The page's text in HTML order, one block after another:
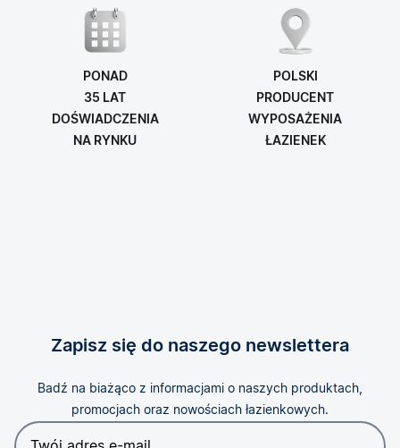
PONAD
35 LAT
DOŚWIADCZENIA
NA RYNKU
POLSKI
PRODUCENT
WYPOSAŻENIA
ŁAZIENEK
Zapisz się do naszego newslettera
Badź na biażąco z informacjami o naszych produktach,
promocjach oraz nowościach łazienkowych.